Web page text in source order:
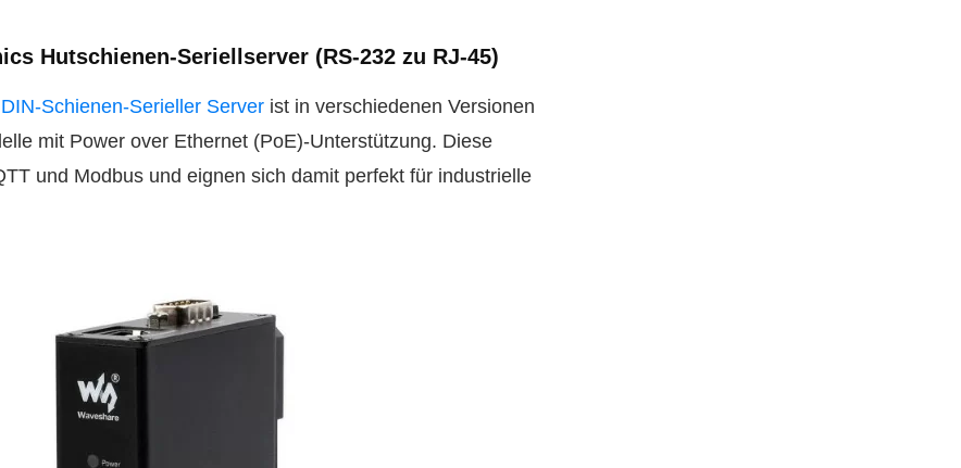
Hutschienen-Seriellserver (RS-232 zu RJ-45)
Schienen-Serieller Server ist in verschiedenen Versionen
mit Power over Ethernet (PoE)-Unterstützung. Diese
und Modbus und eignen sich damit perfekt für industrielle